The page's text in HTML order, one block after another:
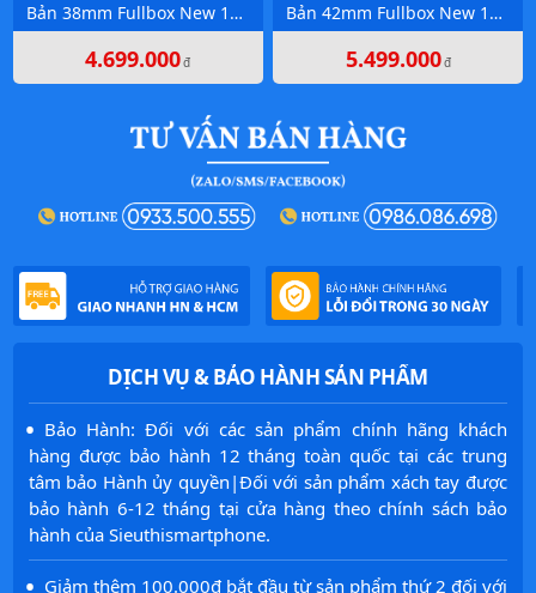
Bản 38mm Fullbox New 100%
4.699.000đ
Bản 42mm Fullbox New 100%
5.499.000đ
DỊCH VỤ & BẢO HÀNH SẢN PHẨM
· Bảo Hành: Đối với các sản phẩm chính hãng khách
hàng được bảo hành 12 tháng toàn quốc tại các trung
tâm bảo Hành ủy quyền|Đối với sản phẩm xách tay được
bảo hành 6-12 tháng tại cửa hàng theo chính sách bảo
hành của Sieuthismartphone.
Giảm thêm 100.000đ bắt đầu từ sản phẩm thứ 2 đối với